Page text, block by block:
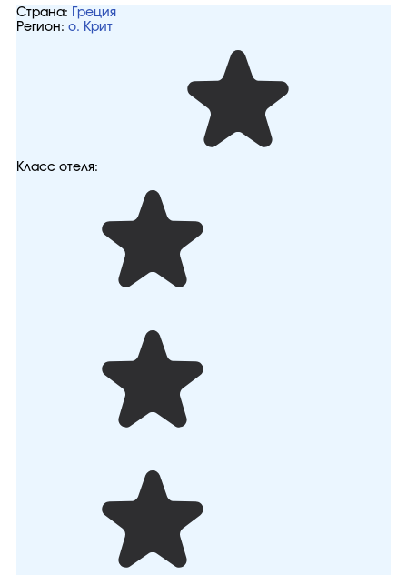
Страна:
Греция
Регион: о. Крит
Класс отеля: